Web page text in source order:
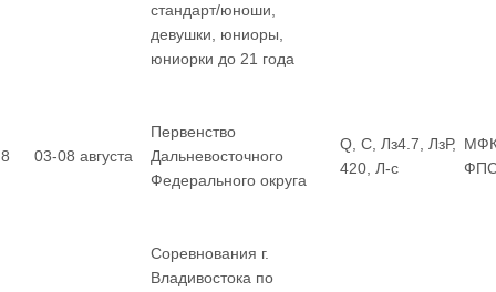
стандарт/юноши,
девушки, юниоры,
юниорки до 21 года
8 03-08 августа
Первенство
Дальневосточного
Федерального округа
Q, С, Лз4.7, ЛзР,
420, Л-с
Соревнования г.
Владивостока по